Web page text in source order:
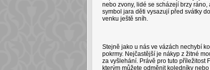
nebo zvony, lidé se scházejí brzy
symbol jara děti vysazují před svátky
venku ještě sníh.
Stejně jako u nás ve vázách nechybí
pokrmy. Nejčastější je nákyp z žitné
za vyšlehání. Právě pro tuto příležitost
kterým můžete odměnit koledníky